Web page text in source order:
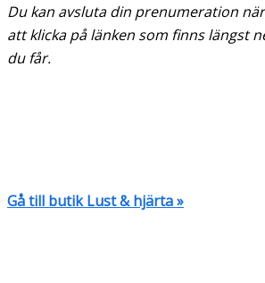
Du kan avsluta din prenumeration
att klicka på länken som finns längst
du får.
Gå till butik Lust & hjärta »